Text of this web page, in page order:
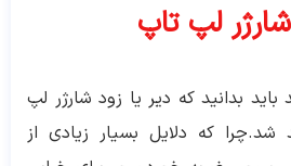
لپ تاپ
بدانید که دیر یا زود شارژر لپ
که دلایل بسیار زیادی از